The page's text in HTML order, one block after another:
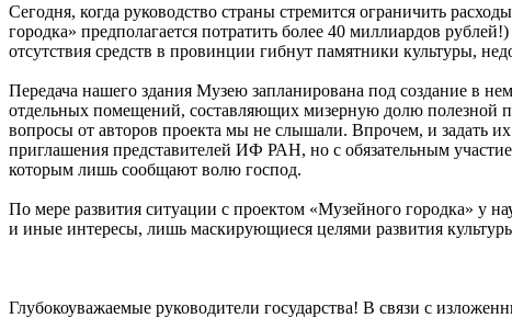
Сегодня, когда руководство страны стремится ограничить
городка» предполагается потратить более 40 миллиардов
отсутствия средств в провинции гибнут памятники культуры,
Передача нашего здания Музею запланирована под создание в
отдельных помещений, составляющих мизерную долю полезной
вопросы от авторов проекта мы не слышали. Впрочем, и задать
приглашения представителей ИФ РАН, но с обязательным
которым лишь сообщают волю господ.
По мере развития ситуации с проектом «Музейного городка» у
и иные интересы, лишь маскирующиеся целями развития
Глубокоуважаемые руководители государства! В связи с